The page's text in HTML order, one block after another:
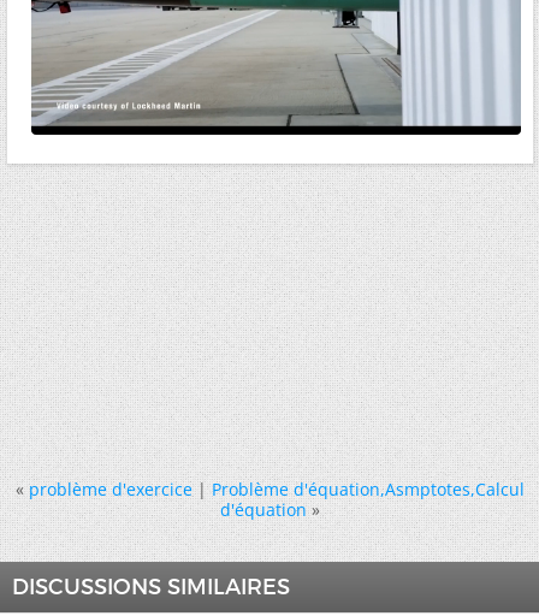
« problème d'exercice|Problème d'équation,Asmptotes,Calcul
d'équation »
DISCUSSIONS SIMILAIRES